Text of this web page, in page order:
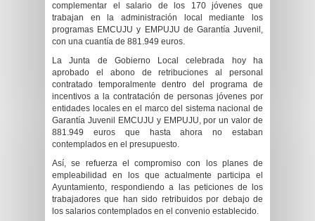
complementar el salario de los 170 jóvenes que
trabajan en la administración local mediante los
programas EMCUJU y EMPUJU de Garantía Juvenil,
con una cuantía de 881.949 euros.
La Junta de Gobierno Local celebrada hoy ha
aprobado el abono de retribuciones al personal
contratado temporalmente dentro del programa de
incentivos a la contratación de personas jóvenes por
entidades locales en el marco del sistema nacional de
Garantía Juvenil EMCUJU y EMPUJU, por un valor de
881.949 euros que hasta ahora no estaban
contemplados en el presupuesto.
Así, se refuerza el compromiso con los planes de
empleabilidad en los que actualmente participa el
Ayuntamiento, respondiendo a las peticiones de los
trabajadores que han sido retribuidos por debajo de
los salarios contemplados en el convenio establecido.